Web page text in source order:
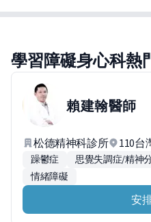
學習障礙身心科熱
賴建翰醫師
松德精神科診所 110台
躁鬱症 思覺失調症/精神
情緒障礙
安